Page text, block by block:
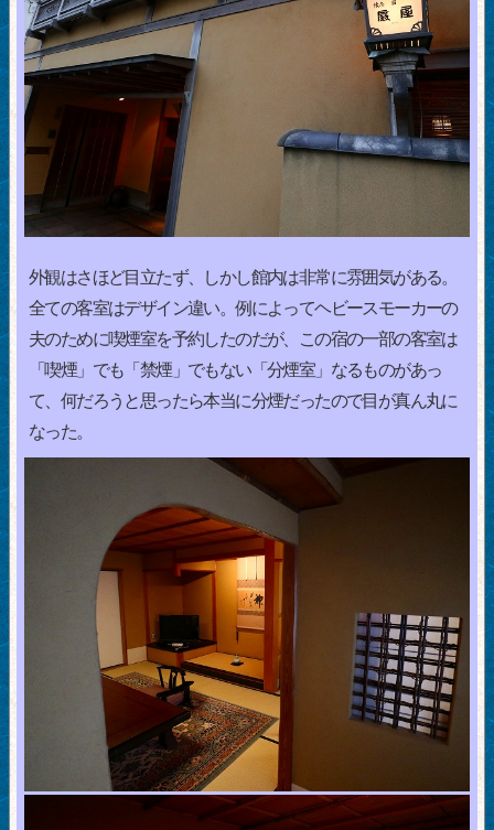
外観はさほど目立たず、しかし館内は非常に雰囲気がある。
全ての客室はデザイン違い。例によってヘビースモーカーの
夫のために喫煙室を予約したのだが、この宿の一部の客室は
「喫煙」でも「禁煙」でもない「分煙室」なるものがあっ
て、何だろうと思ったら本当に分煙だったので目が真ん丸に
なった。